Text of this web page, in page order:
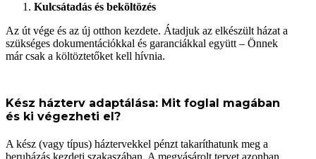
Kulcsátadás és beköltözés
Az út vége és az új otthon kezdete. Átadjuk az elkészült házat a
szükséges dokumentációkkal és garanciákkal együtt – Önnek
már csak a költöztetőket kell hívnia.
Kész házterv adaptálása: Mit foglal magában
és ki végezheti el?
A kész (vagy típus) háztervekkel pénzt takaríthatunk meg a
beruházás kezdeti szakaszában. A megvásárolt tervet azonban